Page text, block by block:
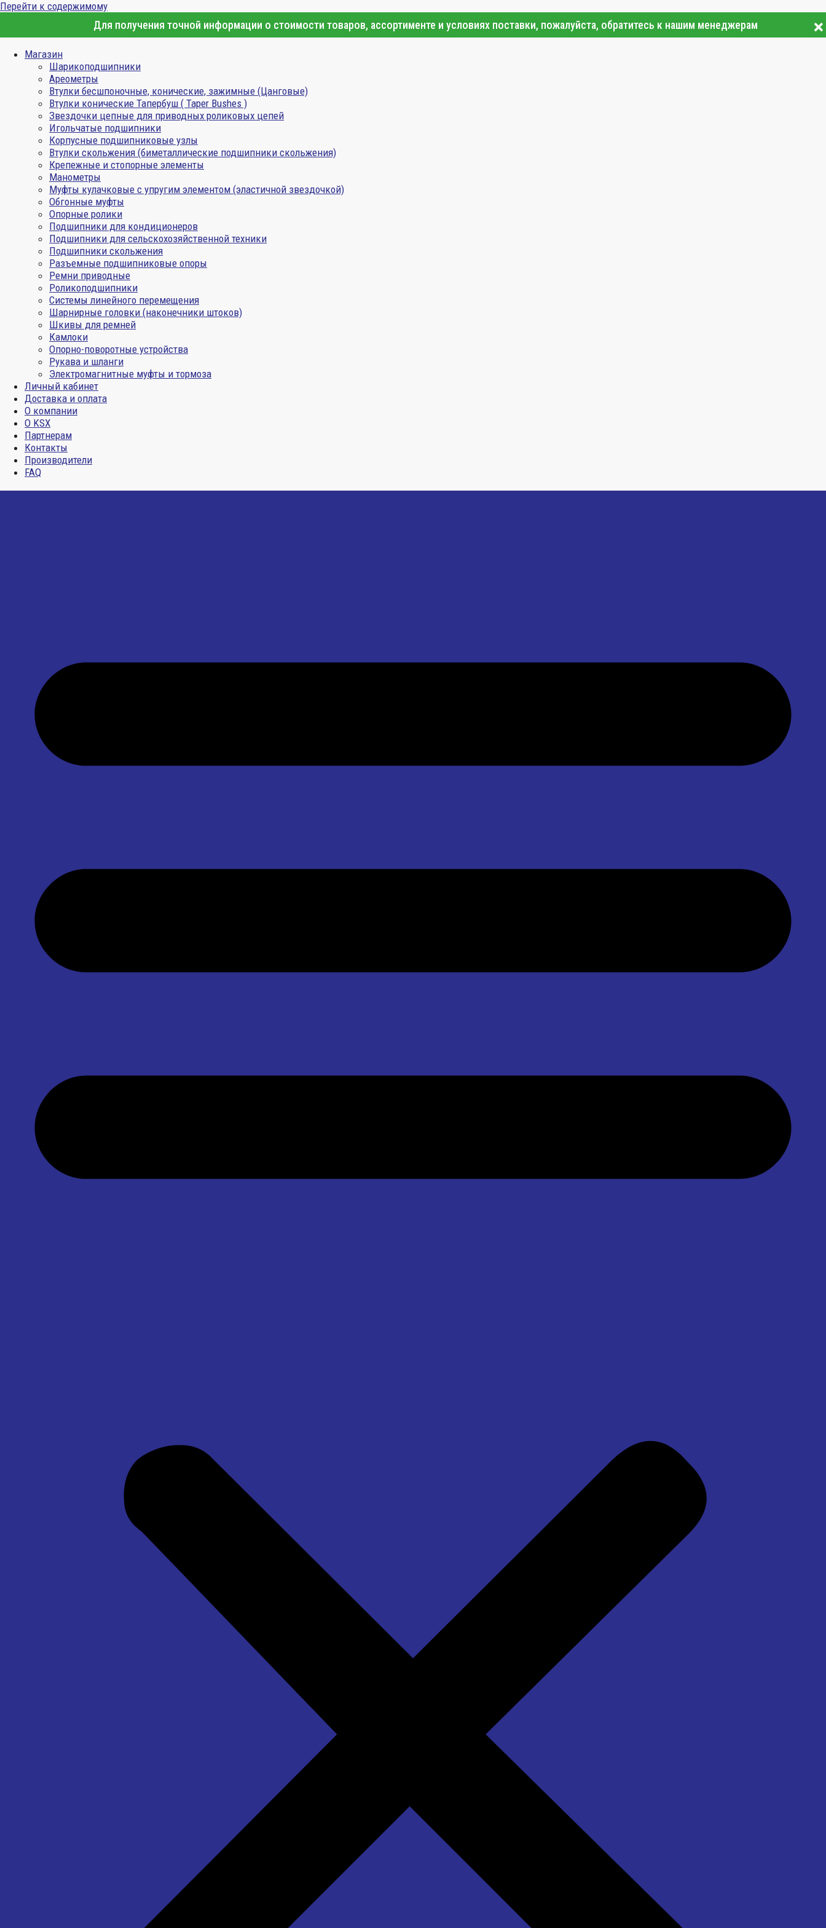
Перейти к содержимому
Для получения точной информации о стоимости товаров, ассортименте и условиях поставки, пожалуйста, обратитесь к нашим менеджерам
Магазин
Шарикоподшипники
Ареометры
Втулки бесшпоночные, конические, зажимные (Цанговые)
Втулки конические Тапербуш ( Taper Bushes )
Звездочки цепные для приводных роликовых цепей
Игольчатые подшипники
Корпусные подшипниковые узлы
Втулки скольжения (биметаллические подшипники скольжения)
Крепежные и стопорные элементы
Манометры
Муфты кулачковые с упругим элементом (эластичной звездочкой)
Обгонные муфты
Опорные ролики
Подшипники для кондиционеров
Подшипники для сельскохозяйственной техники
Подшипники скольжения
Разъемные подшипниковые опоры
Ремни приводные
Роликоподшипники
Системы линейного перемещения
Шарнирные головки (наконечники штоков)
Шкивы для ремней
Камлоки
Опорно-поворотные устройства
Рукава и шланги
Электромагнитные муфты и тормоза
Личный кабинет
Доставка и оплата
О компании
О KSX
Партнерам
Контакты
Производители
FAQ